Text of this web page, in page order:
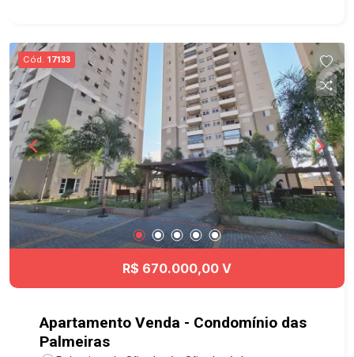
próximo do Hospital Regional, praças com
espaço para exercícios, fácil acesso para a
Rodovia Presidente Dutra e Anel Viário e muito
mais! Não perca tempo e agende agora mesmo
sua visita!!! #imobiliaria #geraçãoimóveis
#aptovenda #aptovendaSJC
#PalmeirasdeSãoJosé #aceitapet
Cód. 17133
R$ 670.000,00 V
Apartamento Venda - Condomínio das
Palmeiras